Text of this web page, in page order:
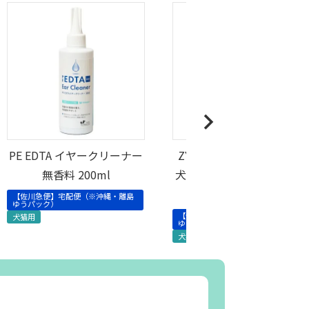
PE EDTA イヤークリーナー
無香料 200ml
【佐川急便】宅配便（※沖縄・離島
ゆうパック）
犬猫用
ZYMOX （ザイマックス）
犬猫用 イヤークリーナー
【佐川急便】宅配便（※沖縄・離島
ゆうパック）
犬猫用